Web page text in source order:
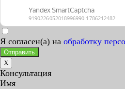
Я согласен(а) на обработку
Отправить
X
Консультация
Имя